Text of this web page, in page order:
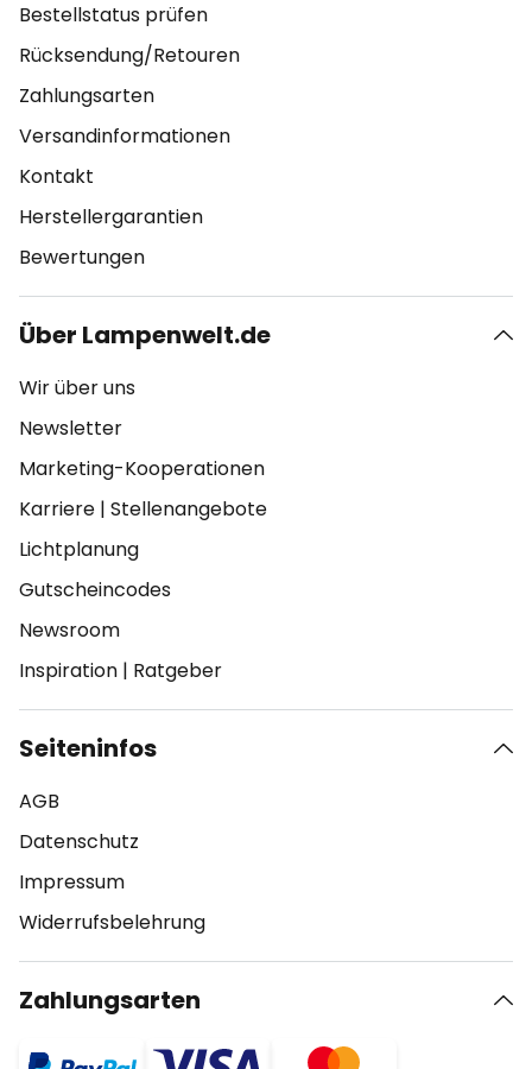
Bestellstatus prüfen
Rücksendung/Retouren
Zahlungsarten
Versandinformationen
Kontakt
Herstellergarantien
Bewertungen
Über Lampenwelt.de
Wir über uns
Newsletter
Marketing-Kooperationen
Karriere | Stellenangebote
Lichtplanung
Gutscheincodes
Newsroom
Inspiration | Ratgeber
Seiteninfos
AGB
Datenschutz
Impressum
Widerrufsbelehrung
Zahlungsarten